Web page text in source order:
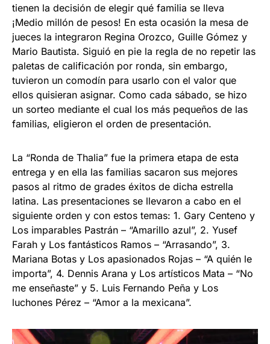
tienen la decisión de elegir qué familia se lleva
¡Medio millón de pesos! En esta ocasión la mesa de
jueces la integraron Regina Orozco, Guille Gómez y
Mario Bautista. Siguió en pie la regla de no repetir las
paletas de calificación por ronda, sin embargo,
tuvieron un comodín para usarlo con el valor que
ellos quisieran asignar. Como cada sábado, se hizo
un sorteo mediante el cual los más pequeños de las
familias, eligieron el orden de presentación.
La “Ronda de Thalia” fue la primera etapa de esta
entrega y en ella las familias sacaron sus mejores
pasos al ritmo de grades éxitos de dicha estrella
latina. Las presentaciones se llevaron a cabo en el
siguiente orden y con estos temas: 1. Gary Centeno y
Los imparables Pastrán – “Amarillo azul”, 2. Yusef
Farah y Los fantásticos Ramos – “Arrasando”, 3.
Mariana Botas y Los apasionados Rojas – “A quién le
importa”, 4. Dennis Arana y Los artísticos Mata – “No
me enseñaste” y 5. Luis Fernando Peña y Los
luchones Pérez – “Amor a la mexicana”.